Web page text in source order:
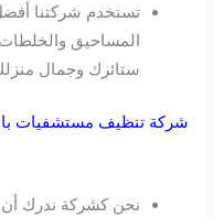
تستخدم شركتنا
المساحيق
ستائرك وجمال
شركة تنظيف مستشفيات
نحن كشركة ندرك أن